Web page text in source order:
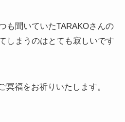
も聞いていたTARAKOさんの
しまうのはとても寂しいです
冥福をお祈りいたします。